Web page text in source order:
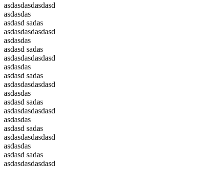
asdasdasdasdasd
asdasdas
asdasd sadas
asdasdasdasdasd
asdasdas
asdasd sadas
asdasdasdasdasd
asdasdas
asdasd sadas
asdasdasdasdasd
asdasdas
asdasd sadas
asdasdasdasdasd
asdasdas
asdasd sadas
asdasdasdasdasd
asdasdas
asdasd sadas
asdasdasdasdasd